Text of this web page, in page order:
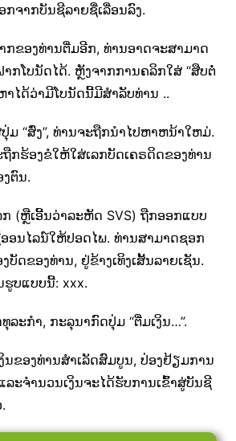
ກຈາກບັນຊີລາຍຊື່ເລື່ອນລົງ.
າກຂອງທ່ານຕື່ມອີກ, ທ່ານອາດຈະສາມາດ
າກໂບນັດໄດ້. ຫຼັງ​ຈາກ​ການ​ຄລິກ​ໃສ່ “ສືບ​ຕໍ່​
າ​ໄດ້​ວ່າ​ມີ​ໂບ​ນັດ​ນີ້​ມີ​ສໍາ​ລັບ​ທ່ານ ..
ມ “ສົ່ງ”, ທ່ານຈະຖືກນໍາໄປຫາຫນ້າໃຫມ່.
ກຮ້ອງຂໍໃຫ້ໃສ່ເລກບັດເຄຣດິດຂອງທ່ານ
ຕົນ.
ກ (ຫຼືເອີ້ນວ່າລະຫັດ SVS) ຖືກອອກແບບ
ອນໄລນ໌ໃຫ້ປອດໄພ. ທ່ານ​ສາ​ມາດ​ຊອກ​
ບັດ​ຂອງ​ທ່ານ​, ຢູ່​ຂ້າງ​ເທິງ​ເສັ້ນ​ລາຍ​ເຊັນ​.
ບແບບນີ້: xxx.
ລະກໍາ, ກະລຸນາກົດປຸ່ມ “ຕື່ມເງິນ…”.
ນ​ຂອງ​ທ່ານ​ສໍາ​ເລັດ​ສົມ​ບູນ​, ປ່ອງ​ຢ້ຽມ​ການ​
ະ​ຈໍາ​ນວນ​ເງິນ​ຈະ​ໄດ້​ຮັບ​ການ​ເຂົ້າ​ສູ່​ບັນ​ຊີ​